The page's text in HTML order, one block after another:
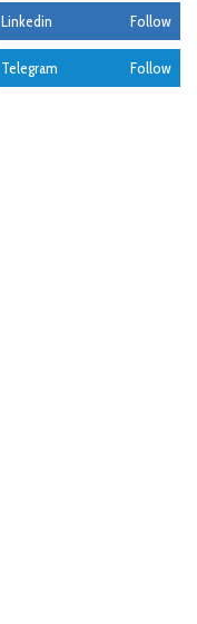
Linkedin Follow
Telegram Follow